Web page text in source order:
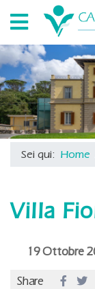
Sei qui: Home
Villa
19 Ottobre
Share